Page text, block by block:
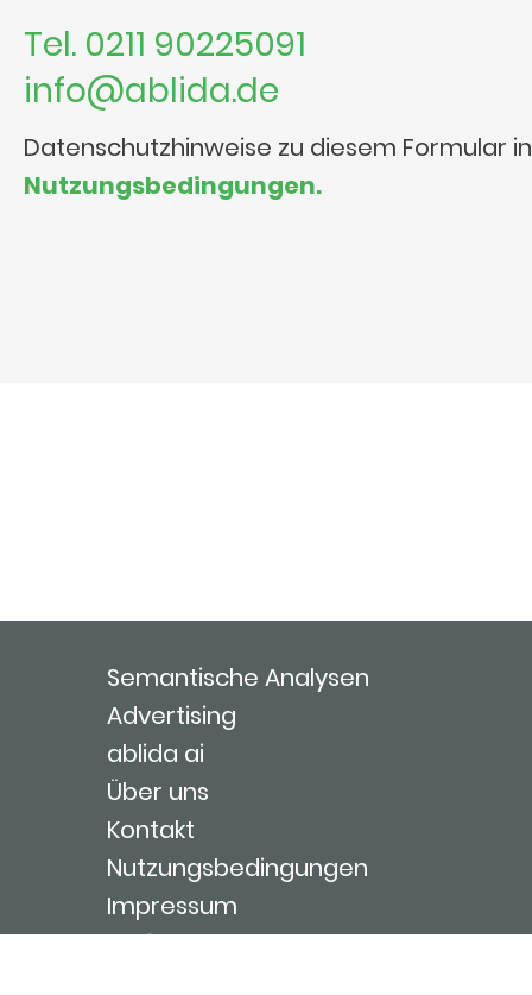
Tel. 0211 90225091
info@ablida.de
Datenschutzhinweise zu diesem Formular
Nutzungsbedingungen.
Semantische Analysen
Advertising
ablida ai
Über uns
Kontakt
Nutzungsbedingungen
Impressum
Login